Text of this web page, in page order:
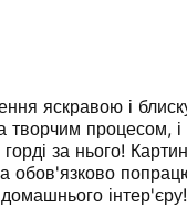
яскравою і
творчим процесом,
за нього!
обов'язково
інтер'єру!